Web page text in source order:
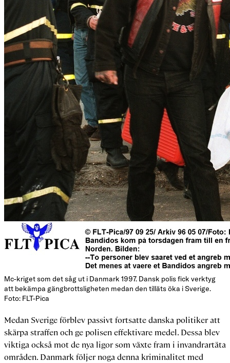
Mc-kriget som det såg ut i Danmark 1997. Dansk polis fick verktyg
att bekämpa gängbrottsligheten medan den tilläts öka i Sverige.
Foto: FLT-Pica
Medan Sverige förblev passivt fortsatte danska politiker att
skärpa straffen och ge polisen effektivare medel. Dessa blev
viktiga också mot de nya ligor som växte fram i invandrartäta
områden. Danmark följer noga denna kriminalitet med